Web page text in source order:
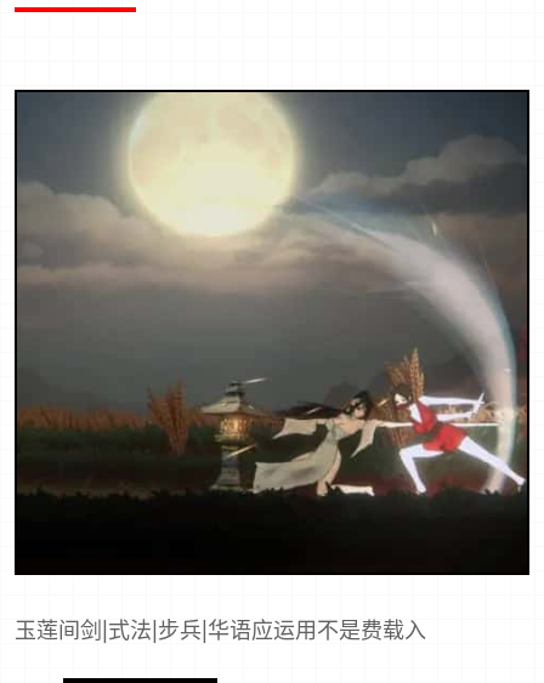
玉莲间剑|式法|步兵|华语应运用不是费载入